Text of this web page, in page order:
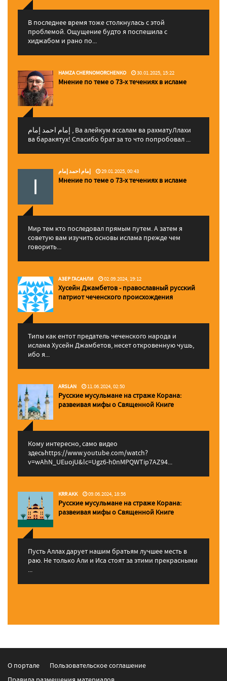
В последнее время тоже столкнулась с этой
проблемой. Ощущение будто я поспешила с
хиджабом и рано по...
HAMZA CHERNOMORCHENKO 30.01.2025, 15:22
Мнение по теме о 73-х течениях в исламе
إمام احمد إمام , Ва алейкум ассалам ва рахматуЛлахи
ва баракятух! Спасибо брат за то что попробовал ...
إمام احمد إمام 29.01.2025, 00:43
Мнение по теме о 73-х течениях в исламе
Мир тем кто последовал прямым путем. А затем я
советую вам изучить основы ислама прежде чем
говорить...
АЗЕР ГАСАНЛИ 02.09.2024, 19:12
Хусейн Джамбетов - православный русский
патриот чеченского происхождения
Типы как ентот предатель чеченского народа и
ислама Хусейн Джамбетов, несет откровенную чушь,
ибо я...
ARSLAN 11.06.2024, 02:50
Русские мусульмане на страже Корана:
pазвеивая мифы о Священной Книге
Кому интересно, само видео
здесьhttps://www.youtube.com/watch?
v=wAhN_UEuojU&lc=Ugz6-h0nMPQWTip7AZ94...
KRR AKK 09.06.2024, 18:56
Русские мусульмане на страже Корана:
pазвеивая мифы о Священной Книге
Пусть Аллах дарует нашим братьям лучшее месть в
раю. Не только Али и Иса стоят за этими прекрасными
...
О портале
Пользовательское соглашение